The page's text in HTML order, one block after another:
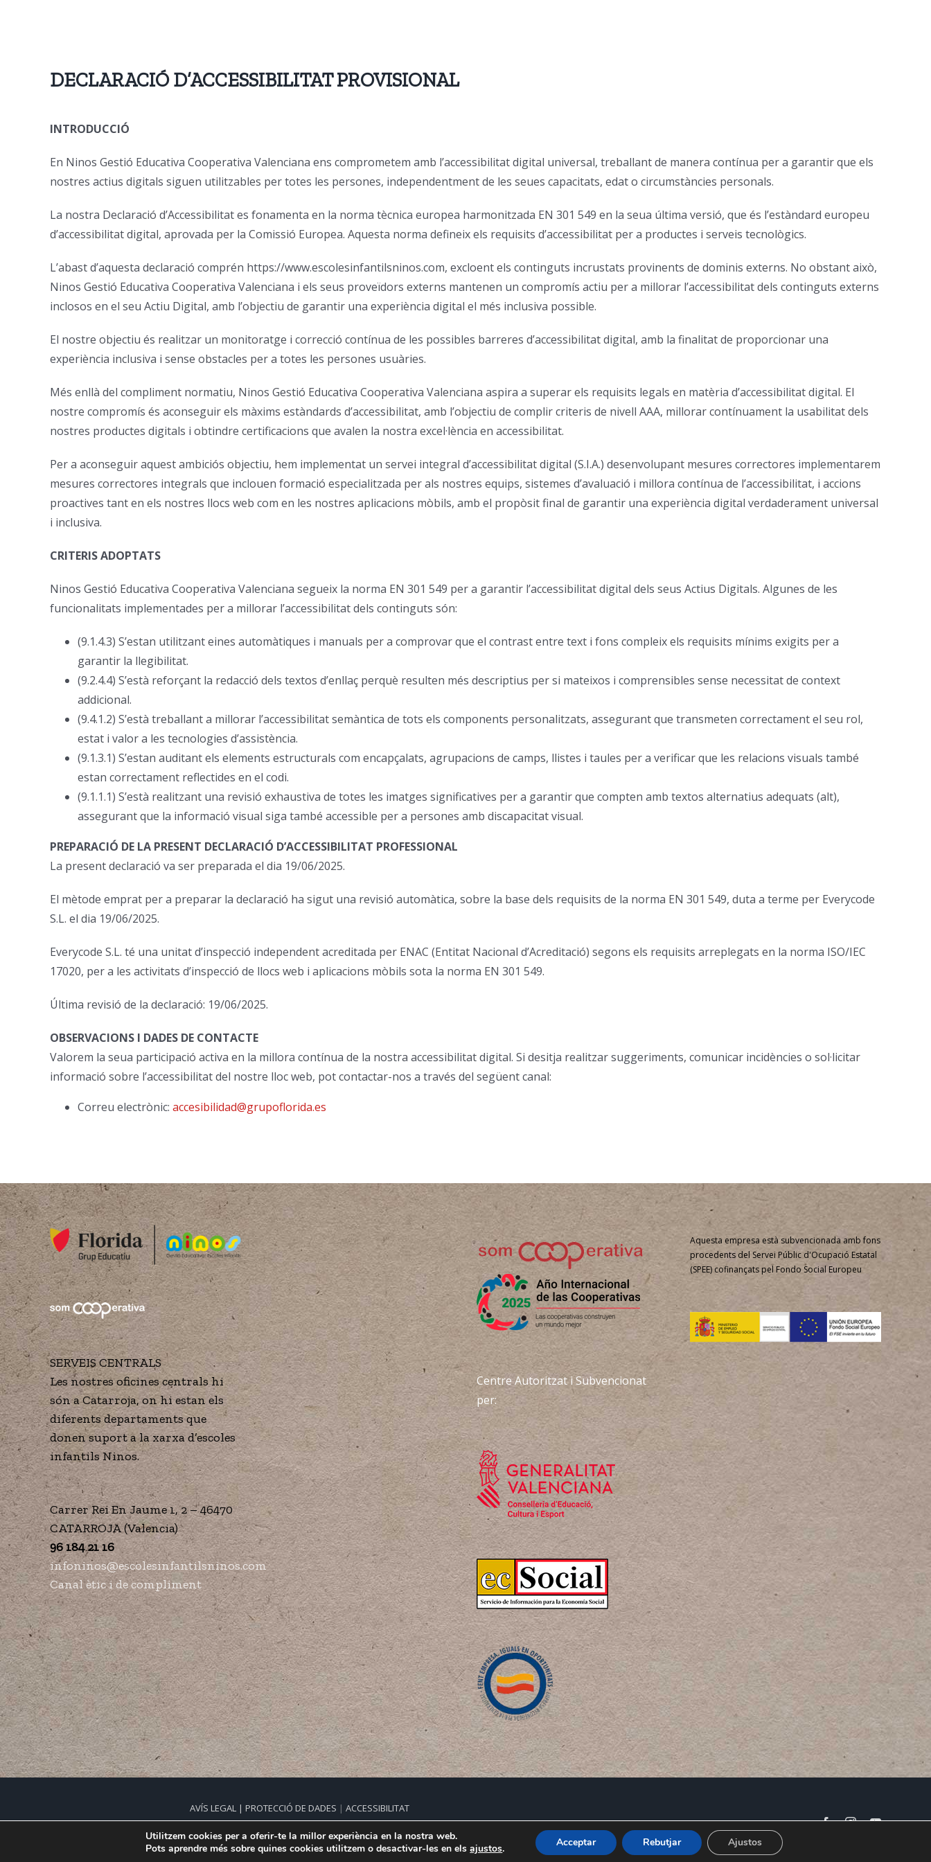
DECLARACIÓ D’ACCESSIBILITAT PROVISIONAL
INTRODUCCIÓ
En Ninos Gestió Educativa Cooperativa Valenciana ens comprometem amb l’accessibilitat digital universal, treballant de manera contínua per a garantir que els
nostres actius digitals siguen utilitzables per totes les persones, independentment de les seues capacitats, edat o circumstàncies personals.
La nostra Declaració d’Accessibilitat es fonamenta en la norma tècnica europea harmonitzada EN 301 549 en la seua última versió, que és l’estàndard europeu
d’accessibilitat digital, aprovada per la Comissió Europea. Aquesta norma defineix els requisits d’accessibilitat per a productes i serveis tecnològics.
L’abast d’aquesta declaració comprén https://www.escolesinfantilsninos.com, excloent els continguts incrustats provinents de dominis externs. No obstant això,
Ninos Gestió Educativa Cooperativa Valenciana i els seus proveïdors externs mantenen un compromís actiu per a millorar l’accessibilitat dels continguts externs
inclosos en el seu Actiu Digital, amb l’objectiu de garantir una experiència digital el més inclusiva possible.
El nostre objectiu és realitzar un monitoratge i correcció contínua de les possibles barreres d’accessibilitat digital, amb la finalitat de proporcionar una
experiència inclusiva i sense obstacles per a totes les persones usuàries.
Més enllà del compliment normatiu, Ninos Gestió Educativa Cooperativa Valenciana aspira a superar els requisits legals en matèria d’accessibilitat digital. El
nostre compromís és aconseguir els màxims estàndards d’accessibilitat, amb l’objectiu de complir criteris de nivell AAA, millorar contínuament la usabilitat dels
nostres productes digitals i obtindre certificacions que avalen la nostra excel·lència en accessibilitat.
Per a aconseguir aquest ambiciós objectiu, hem implementat un servei integral d’accessibilitat digital (S.I.A.) desenvolupant mesures correctores implementarem
mesures correctores integrals que inclouen formació especialitzada per als nostres equips, sistemes d’avaluació i millora contínua de l’accessibilitat, i accions
proactives tant en els nostres llocs web com en les nostres aplicacions mòbils, amb el propòsit final de garantir una experiència digital verdaderament universal
i inclusiva.
CRITERIS ADOPTATS
Ninos Gestió Educativa Cooperativa Valenciana segueix la norma EN 301 549 per a garantir l’accessibilitat digital dels seus Actius Digitals. Algunes de les
funcionalitats implementades per a millorar l’accessibilitat dels continguts són:
(9.1.4.3) S’estan utilitzant eines automàtiques i manuals per a comprovar que el contrast entre text i fons compleix els requisits mínims exigits per a
garantir la llegibilitat.
(9.2.4.4) S’està reforçant la redacció dels textos d’enllaç perquè resulten més descriptius per si mateixos i comprensibles sense necessitat de context
addicional.
(9.4.1.2) S’està treballant a millorar l’accessibilitat semàntica de tots els components personalitzats, assegurant que transmeten correctament el seu rol,
estat i valor a les tecnologies d’assistència.
(9.1.3.1) S’estan auditant els elements estructurals com encapçalats, agrupacions de camps, llistes i taules per a verificar que les relacions visuals també
estan correctament reflectides en el codi.
(9.1.1.1) S’està realitzant una revisió exhaustiva de totes les imatges significatives per a garantir que compten amb textos alternatius adequats (alt),
assegurant que la informació visual siga també accessible per a persones amb discapacitat visual.
PREPARACIÓ DE LA PRESENT DECLARACIÓ D’ACCESSIBILITAT PROFESSIONAL
La present declaració va ser preparada el dia 19/06/2025.
El mètode emprat per a preparar la declaració ha sigut una revisió automàtica, sobre la base dels requisits de la norma EN 301 549, duta a terme per Everycode
S.L. el dia 19/06/2025.
Everycode S.L. té una unitat d’inspecció independent acreditada per ENAC (Entitat Nacional d’Acreditació) segons els requisits arreplegats en la norma ISO/IEC
17020, per a les activitats d’inspecció de llocs web i aplicacions mòbils sota la norma EN 301 549.
Última revisió de la declaració: 19/06/2025.
OBSERVACIONS I DADES DE CONTACTE
Valorem la seua participació activa en la millora contínua de la nostra accessibilitat digital. Si desitja realitzar suggeriments, comunicar incidències o sol·licitar
informació sobre l’accessibilitat del nostre lloc web, pot contactar-nos a través del següent canal:
Correu electrònic: accesibilidad@grupoflorida.es
SERVEIS CENTRALS
Les nostres oficines centrals hi
són a Catarroja, on hi estan els
diferents departaments que
donen suport a la xarxa d’escoles
infantils Ninos.
Carrer Rei En Jaume 1, 2 – 46470
CATARROJA (Valencia)
96 184 21 16
infoninos@escolesinfantilsninos.com
Canal ètic i de compliment
Centre Autoritzat i Subvencionat
per:
Aquesta empresa està subvencionada amb fons
procedents del Servei Públic d'Ocupació Estatal
(SPEE) cofinançats pel Fondo Social Europeu
AVÍS LEGAL | PROTECCIÓ DE DADES | ACCESSIBILITAT
© Copyright 2020. Ninos Gestió Educativa Escoles Infantils.
FacebookInstagramYouTube
Utilitzem cookies per a oferir-te la millor experiència en la nostra web.
Pots aprendre més sobre quines cookies utilitzem o desactivar-les en elsajustos. Acceptar Rebutjar Ajustos